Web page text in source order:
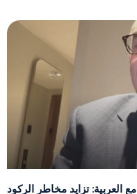
تزايد مخاطر الركود